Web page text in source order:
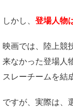
しかし、 登場人物
映画では、陸上競
来なかった登場人
スレーチームを結
ですが、実際は、